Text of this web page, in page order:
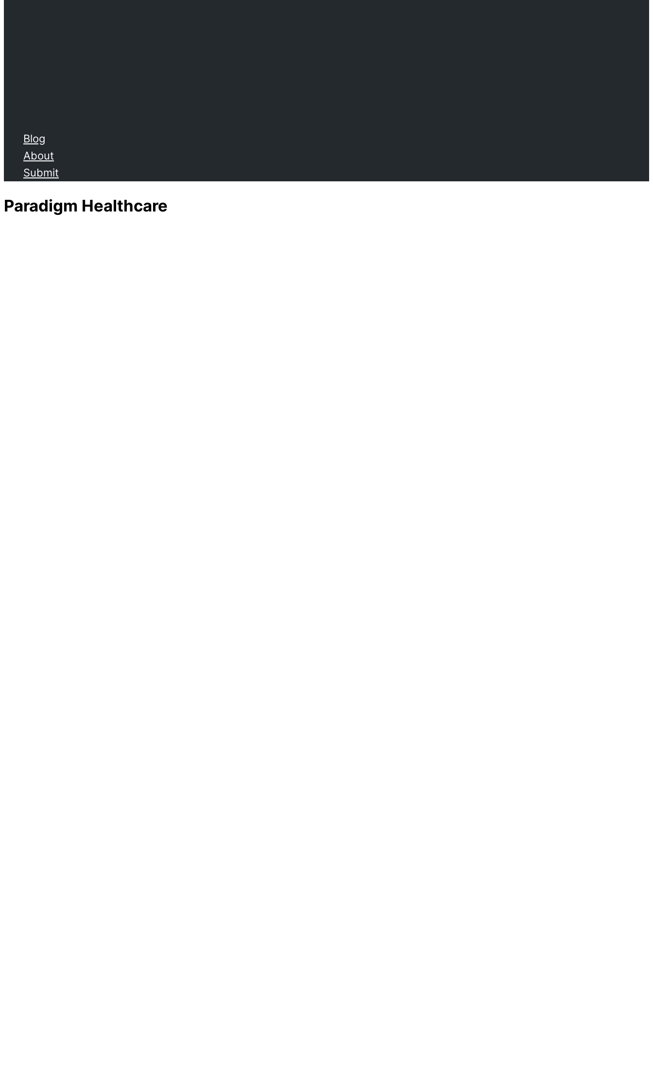
Blog
About
Submit
Paradigm Healthcare